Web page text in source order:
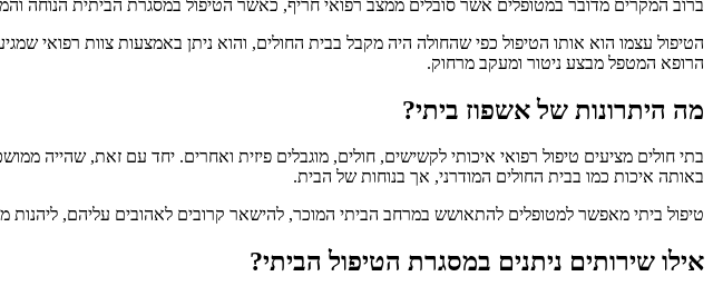
ברוב המקרים מדובר במטופלים אשר סובלים ממצב רפואי חריף, כאשר הטיפול במסגרת הביתית הנוחה
הטיפול עצמו הוא אותו הטיפול כפי שהחולה היה מקבל בבית החולים, והוא ניתן באמצעות צוות רפואי
הרופא המטפל מבצע ניטור ומעקב מרחוק.
מה היתרונות של אשפוז ביתי?
בתי חולים מציעים טיפול רפואי איכותי לקשישים, חולים, מוגבלים פיזית ואחרים. יחד עם זאת, שהייה
באותה איכות כמו בבית החולים המודרני, אך בנוחות של הבית.
טיפול ביתי מאפשר למטופלים להתאושש במרחב הביתי המוכר, להישאר קרובים לאהובים עליהם, ליהנות
אילו שירותים ניתנים במסגרת הטיפול הביתי?